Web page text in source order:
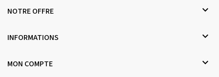
NOTRE OFFRE 
INFORMATIONS 
MON COMPTE 